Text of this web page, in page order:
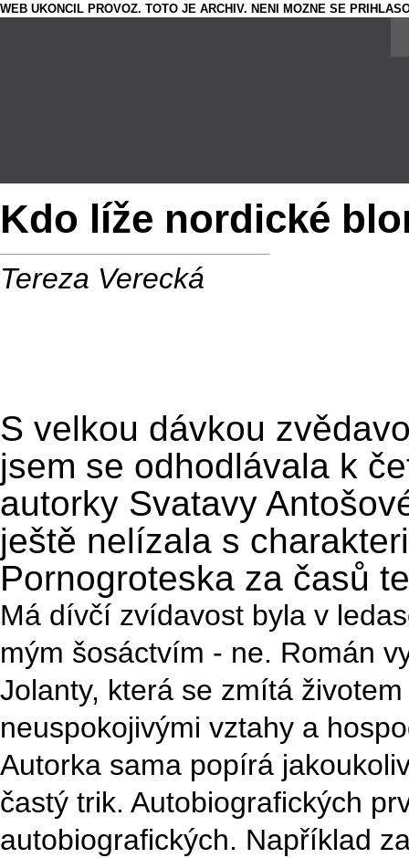
WEB UKONCIL PROVOZ. TOTO JE ARCHIV. NENI MOZNE SE
Kdo líže nordické
Tereza Verecká
S velkou dávkou
jsem se odhodlávala k
autorky Svatavy
ještě nelízala s
Pornogroteska za časů
Má dívčí zvídavost byla v
mým šosáctvím - ne. Román
Jolanty, která se zmítá
neuspokojivými vztahy a
Autorka sama popírá
častý trik. Autobiografických
autobiografických. Například